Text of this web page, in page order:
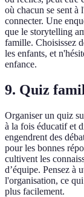
où chacun se sent à
connecter. Une
que le storytelling
famille. Choisissez
les enfants, et
enfance.
9. Quiz
Organiser un quiz
à la fois éducatif et
engendrent des
pour les bonnes
cultivent les
d’équipe. Pensez à
l'organisation, ce
plus facilement.